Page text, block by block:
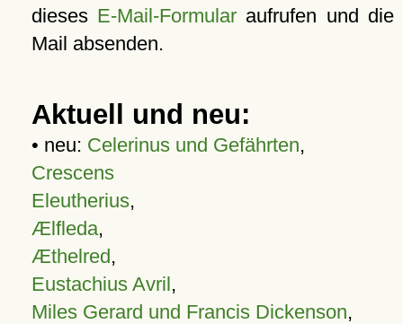
dieses E-Mail-Formular aufrufen und die
Mail absenden.
Aktuell und neu:
• neu: Celerinus und Gefährten,
Crescens
Eleutherius,
Ælfleda,
Æthelred,
Eustachius Avril,
Miles Gerard und Francis Dickenson,